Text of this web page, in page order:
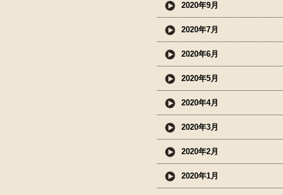
2020年9月
2020年7月
2020年6月
2020年5月
2020年4月
2020年3月
2020年2月
2020年1月